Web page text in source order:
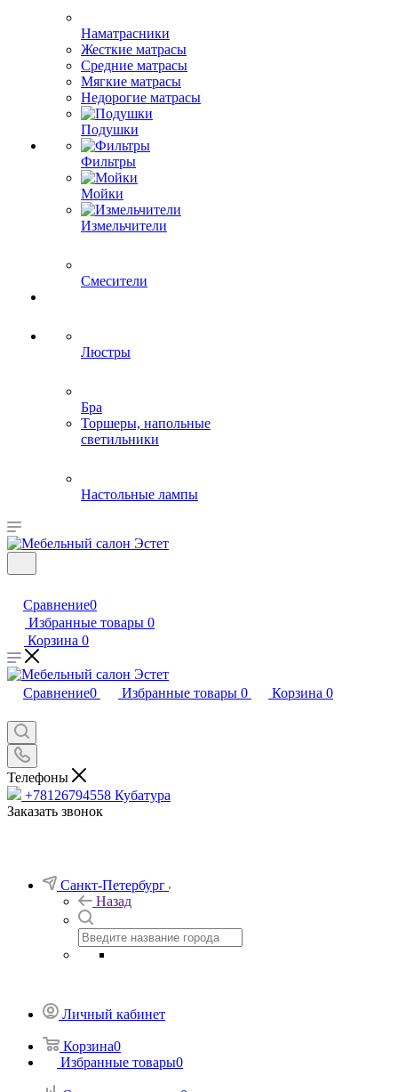
Наматрасники
Жесткие матрасы
Средние матрасы
Мягкие матрасы
Недорогие матрасы
Подушки
Фильтры
Мойки
Измельчители
Смесители
Люстры
Бра
Торшеры, напольные
светильники
Настольные лампы
Сравнение0
Избранные товары 0
Корзина 0
Сравнение0 Избранные товары 0 Корзина 0
Телефоны
+78126794558 Кубатура
Заказать звонок
Санкт-Петербург
Назад
Личный кабинет
Корзина0
Избранные товары0